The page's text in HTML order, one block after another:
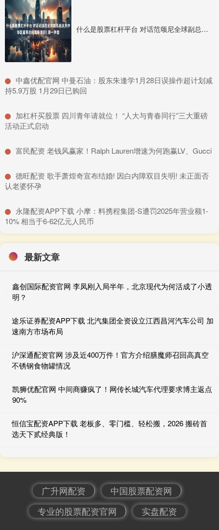
什么是股票杠杆平台 对话范颂尼全球副总裁及大中华区董事总经理陈道丽 | 第一声音
​中鑫优配官网 中曼石油：股东朱逢学1月28日误操作超计划减
持5.9万股 1月29日已购回
​加杠杆买股票 四川青年请就位！ “人大与青春同行”三大重磅
活动正式启动
​富民配资 老钱风赢家！Ralph Lauren增速为何跑赢LV、Gucci
​德旺配资 歌手萧煌奇宣布结婚! 因白内障双目失明! 未正面否
认老婆怀孕
​永隆配资APP下载 小摩：料携程集团-S遭罚2025年营业额1-
10% 相当于6-62亿元人民币
最新文章
鑫创国际配资官网 李凤刚入局半年，北京现代为何活成了小透
明？
途乐证券配资APP下载 北汽集团全资设立江西昌河汽车公司 加
速南方市场布局
沪深通配资官网 涉及近400万件！官方介绍膳魔师召回高真空
不锈钢食物罐情况
凯狮优配官网 中间商赚疯了！网传长城汽车代理要求博主返点
90%
恒信宝配资APP下载 老板多、零门槛、轻松搬，2026 搬砖首
选天下贰经典版！
广升网配资
中国股票配资网
专业的股票配资官网
实盘配资